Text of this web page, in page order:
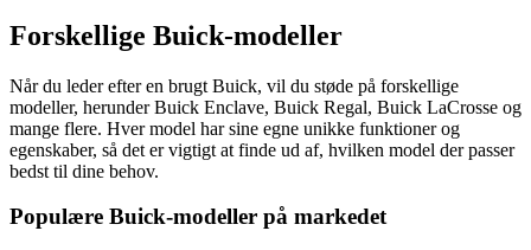
Forskellige Buick-modeller
Når du leder efter en brugt Buick, vil du støde på forskellige
modeller, herunder Buick Enclave, Buick Regal, Buick LaCrosse og
mange flere. Hver model har sine egne unikke funktioner og
egenskaber, så det er vigtigt at finde ud af, hvilken model der passer
bedst til dine behov.
Populære Buick-modeller på markedet